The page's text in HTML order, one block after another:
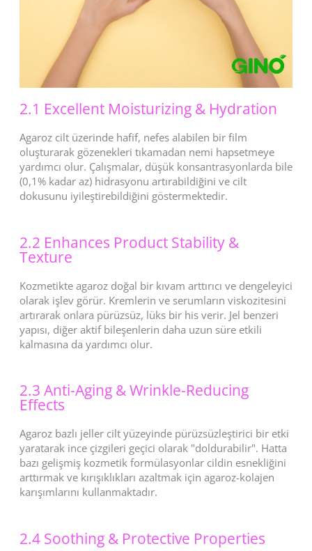
2.1 Excellent Moisturizing & Hydration
Agaroz cilt üzerinde hafif, nefes alabilen bir film
oluşturarak gözenekleri tıkamadan nemi hapsetmeye
yardımcı olur. Çalışmalar, düşük konsantrasyonlarda bile
(0,1% kadar az) hidrasyonu artırabildiğini ve cilt
dokusunu iyileştirebildiğini göstermektedir.
2.2 Enhances Product Stability &
Texture
Kozmetikte agaroz doğal bir kıvam arttırıcı ve dengeleyici
olarak işlev görür. Kremlerin ve serumların viskozitesini
artırarak onlara pürüzsüz, lüks bir his verir. Jel benzeri
yapısı, diğer aktif bileşenlerin daha uzun süre etkili
kalmasına da yardımcı olur.
2.3 Anti-Aging & Wrinkle-Reducing
Effects
Agaroz bazlı jeller cilt yüzeyinde pürüzsüzleştirici bir etki
yaratarak ince çizgileri geçici olarak "doldurabilir". Hatta
bazı gelişmiş kozmetik formülasyonlar cildin esnekliğini
arttırmak ve kırışıklıkları azaltmak için agaroz-kolajen
karışımlarını kullanmaktadır.
2.4 Soothing & Protective Properties